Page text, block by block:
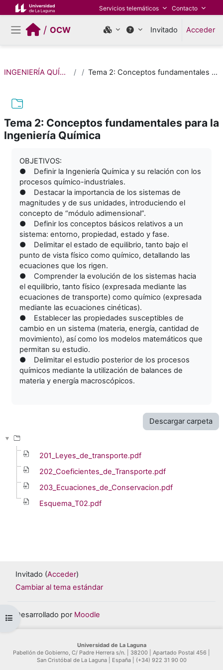
Salta al contenido principal Servicios telemáticos Contacto
Panel lateral
/OCW Invitado Acceder
Abrir índice del curso
INGENIERÍA QUÍMICA BÁSICA Tema 2: Conceptos fundamentales para la Ingeniería Química
Tema 2: Conceptos fundamentales para la
Ingeniería Química
OBJETIVOS:
● Definir la Ingeniería Química y su relación con los
procesos químico-industriales.
● Destacar la importancia de los sistemas de
magnitudes y de sus unidades, introduciendo el
concepto de “módulo adimensional”.
● Definir los conceptos básicos relativos a un
sistema: entorno, propiedad, estado y fase.
● Delimitar el estado de equilibrio, tanto bajo el
punto de vista físico como químico, detallando las
ecuaciones que los rigen.
● Comprender la evolución de los sistemas hacia
el equilibrio, tanto físico (expresada mediante las
ecuaciones de transporte) como químico (expresada
mediante las ecuaciones cinéticas).
● Establecer las propiedades susceptibles de
cambio en un sistema (materia, energía, cantidad de
movimiento), así como los modelos matemáticos que
permitan su estudio.
● Delimitar el estudio posterior de los procesos
químicos mediante la utilización de balances de
materia y energía macroscópicos.
Descargar carpeta
201_Leyes_de_transporte.pdf
202_Coeficientes_de_Transporte.pdf
203_Ecuaciones_de_Conservacion.pdf
Esquema_T02.pdf
Invitado (Acceder)
Cambiar al tema estándar
Desarrollado por Moodle
Universidad de La Laguna
Pabellón de Gobierno, C/ Padre Herrera s/n. | 38200 | Apartado Postal 456 |
San Cristóbal de La Laguna | España | (+34) 922 31 90 00